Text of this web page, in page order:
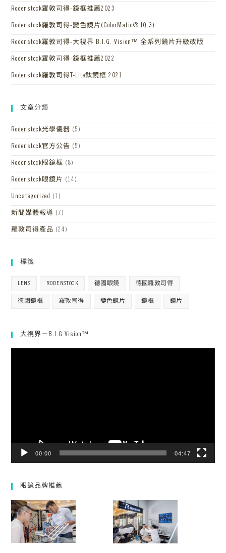
Rodenstock羅敦司得-鏡框推薦2023
Rodenstock羅敦司得-變色鏡片(ColorMatic® IQ 3)
Rodenstock羅敦司得-大視界 B.I.G. Vision™ 全系列鏡片升級改版
Rodenstock羅敦司得-鏡框推薦2022
Rodenstock羅敦司得T-Lite鈦鏡框 2021
文章分類
Rodenstock光學儀器 (5)
Rodenstock官方公告 (5)
Rodenstock眼鏡框 (8)
Rodenstock眼鏡片 (14)
Uncategorized (1)
新聞媒體報導 (7)
羅敦司得產品 (24)
標籤
LENS RODENSTOCK 德國眼鏡 德國羅敦司得
德國鏡框 羅敦司得 變色鏡片 鏡框 鏡片
大視界－B.I.G Vision™
00:00 04:47
眼鏡品牌推薦